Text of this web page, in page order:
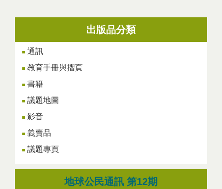
出版品分類
通訊
教育手冊與摺頁
書籍
議題地圖
影音
義賣品
議題專頁
地球公民通訊 第12期